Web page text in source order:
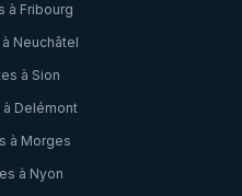
à Fribourg
Neuchâtel
à Sion
Delémont
à Morges
à Nyon